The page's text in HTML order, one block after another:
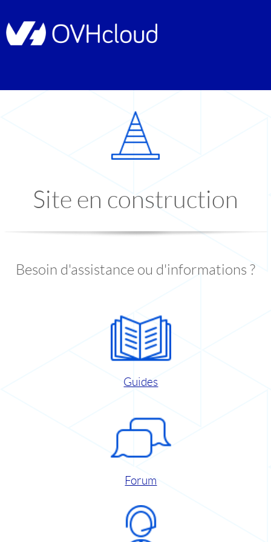
Site en construction
Besoin d'assistance ou d'informations ?
Guides
Forum